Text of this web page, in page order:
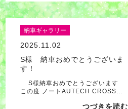
納車ギャラリー
2025.11.02
S様 納車おめでとうございま
す！
S様納車おめでとうございます
この度 ノートAUTECH CROSS…
つづきを読む